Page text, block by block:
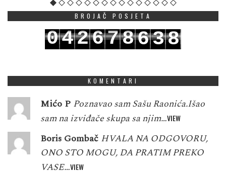
BROJAČ POSJETA
042678638
KOMENTARI
Mićo P Poznavao sam Sašu Raonića.Išao
sam na izviđače skupa sa njim…VIEW
Boris Gombač HVALA NA ODGOVORU,
ONO STO MOGU, DA PRATIM PREKO
VASE…VIEW